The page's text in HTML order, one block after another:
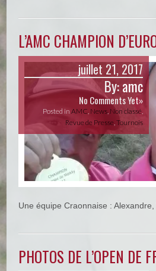
L’AMC CHAMPION
juillet 21, 2017
By:amc
No Comments Yet»
Posted in AMC, News, Non classé,
Revue de Presse,Tournois
Une équipe Craonnaise :
PHOTOS DE L’OPEN DE